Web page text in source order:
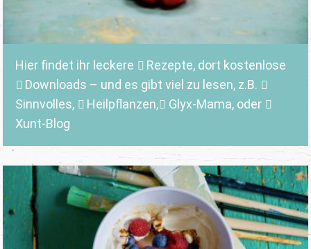
Hier findet ihr leckere Rezepte, dort kostenlose
Downloads – und es gibt viel zu lesen, z.B.
Sinnvolles, Heilpflanzen, Glyx-Mama,oder
Xunt-Blog